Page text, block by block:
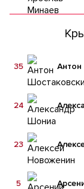
Антон
35
24
23
5